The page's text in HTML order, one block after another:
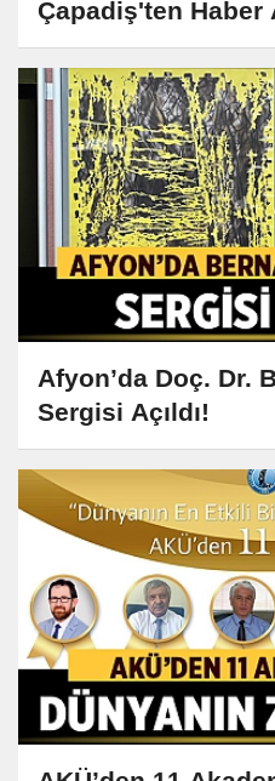
Çapadiş'ten Haber
Afyon’da Doç. Dr.
Sergisi Açıldı!